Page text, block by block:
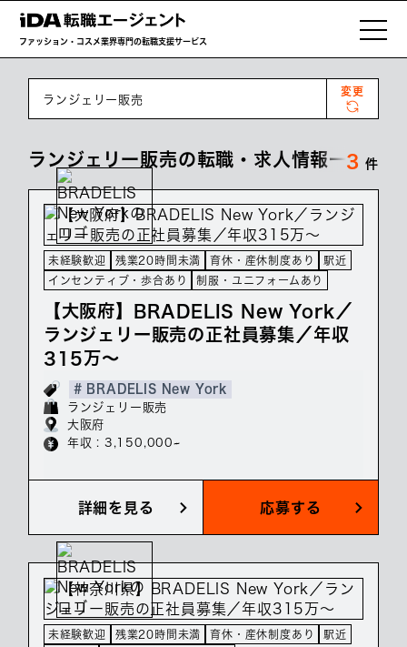
ファッション・コスメ業界専門の転職支援サービス
ランジェリー販売
変更
ランジェリー販売の転職・求人情報一覧
3 件
未経験歓迎 残業20時間未満 育休・産休制度あり
駅近
インセンティブ・歩合あり
制服・ユニフォームあり
【大阪府】BRADELIS New York／
ランジェリー販売の正社員募集／年収
315万～
# BRADELIS New York
ランジェリー販売
大阪府
年収 : 3,150,000~
詳細を見る 応募する
未経験歓迎 残業20時間未満 育休・産休制度あり
駅近